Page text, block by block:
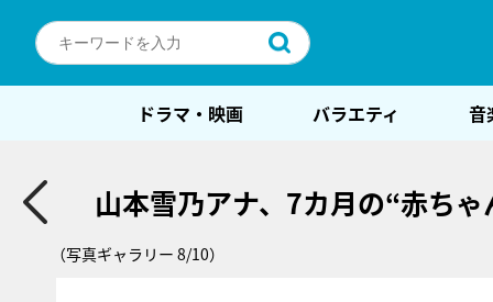
ドラマ・映画 バラエティ 音
山本雪乃アナ、7カ月の“赤ち
（写真ギャラリー 8/10）